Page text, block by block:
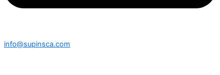
info@supinsca.com